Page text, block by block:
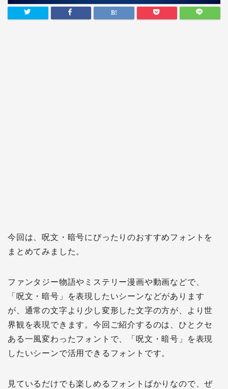
今回は、呪文・暗号にぴったりのおすすめフォントを
まとめてみました。
ファンタジー物語やミステリー漫画や動画などで、
「呪文・暗号」を表現したいシーンなどがあります
が、通常の文字より少し変形した文字の方が、より世
界観を表現できます。今回ご紹介するのは、ひとクセ
ある一風変わったフォントで、「呪文・暗号」を表現
したいシーンで活用できるフォントです。
見ているだけでも楽しめるフォントばかりなので、ぜ